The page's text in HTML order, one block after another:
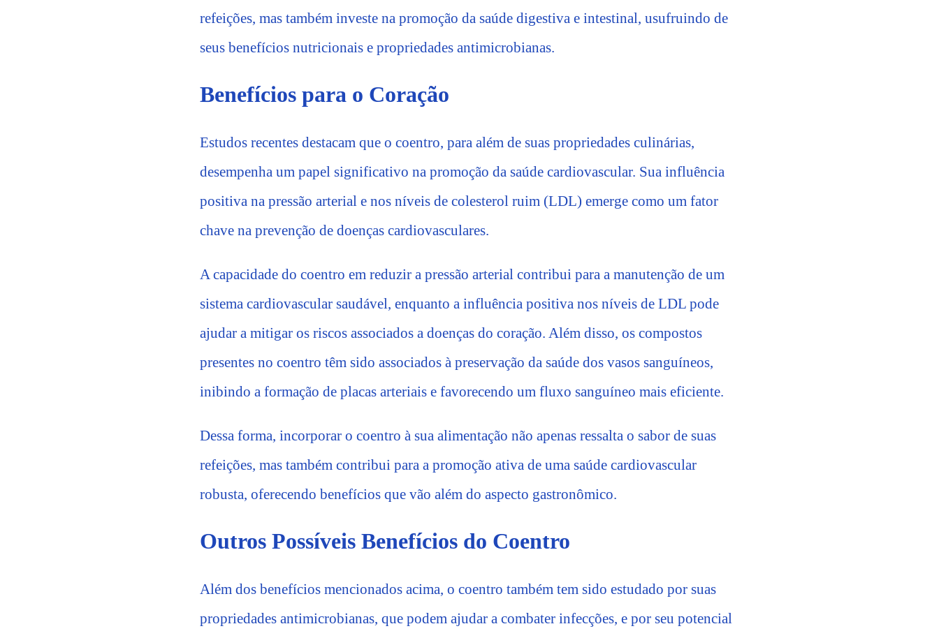
refeições, mas também investe na promoção da saúde digestiva e intestinal, usufruindo de
seus benefícios nutricionais e propriedades antimicrobianas.
Benefícios para o Coração
Estudos recentes destacam que o coentro, para além de suas propriedades culinárias,
desempenha um papel significativo na promoção da saúde cardiovascular. Sua influência
positiva na pressão arterial e nos níveis de colesterol ruim (LDL) emerge como um fator
chave na prevenção de doenças cardiovasculares.
A capacidade do coentro em reduzir a pressão arterial contribui para a manutenção de um
sistema cardiovascular saudável, enquanto a influência positiva nos níveis de LDL pode
ajudar a mitigar os riscos associados a doenças do coração. Além disso, os compostos
presentes no coentro têm sido associados à preservação da saúde dos vasos sanguíneos,
inibindo a formação de placas arteriais e favorecendo um fluxo sanguíneo mais eficiente.
Dessa forma, incorporar o coentro à sua alimentação não apenas ressalta o sabor de suas
refeições, mas também contribui para a promoção ativa de uma saúde cardiovascular
robusta, oferecendo benefícios que vão além do aspecto gastronômico.
Outros Possíveis Benefícios do Coentro
Além dos benefícios mencionados acima, o coentro também tem sido estudado por suas
propriedades antimicrobianas, que podem ajudar a combater infecções, e por seu potencial